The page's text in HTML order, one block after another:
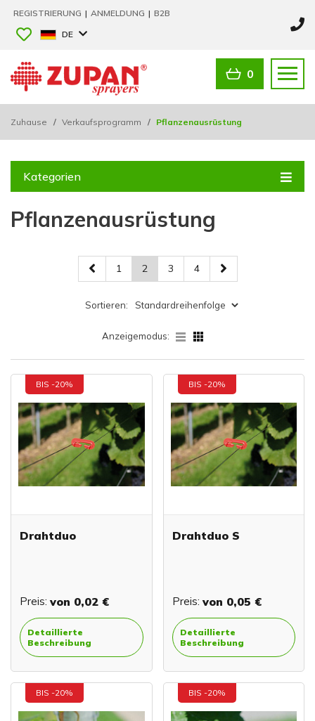
REGISTRIERUNG | ANMELDUNG | B2B
DE
0
Zuhause / Verkaufsprogramm / Pflanzenausrüstung
Kategorien
Pflanzenausrüstung
1 2 3 4
Sortieren:
Anzeigemodus:
BIS -20%
Drahtduo
Preis: von 0,02 €
Detaillierte
Beschreibung
BIS -20%
Drahtduo S
Preis: von 0,05 €
Detaillierte
Beschreibung
BIS -20% BIS -20%